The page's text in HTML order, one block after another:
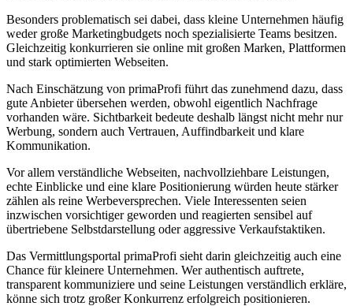
Besonders problematisch sei dabei, dass kleine Unternehmen häufig
weder große Marketingbudgets noch spezialisierte Teams besitzen.
Gleichzeitig konkurrieren sie online mit großen Marken, Plattformen
und stark optimierten Webseiten.
Nach Einschätzung von primaProfi führt das zunehmend dazu, dass
gute Anbieter übersehen werden, obwohl eigentlich Nachfrage
vorhanden wäre. Sichtbarkeit bedeute deshalb längst nicht mehr nur
Werbung, sondern auch Vertrauen, Auffindbarkeit und klare
Kommunikation.
Vor allem verständliche Webseiten, nachvollziehbare Leistungen,
echte Einblicke und eine klare Positionierung würden heute stärker
zählen als reine Werbeversprechen. Viele Interessenten seien
inzwischen vorsichtiger geworden und reagierten sensibel auf
übertriebene Selbstdarstellung oder aggressive Verkaufstaktiken.
Das Vermittlungsportal primaProfi sieht darin gleichzeitig auch eine
Chance für kleinere Unternehmen. Wer authentisch auftrete,
transparent kommuniziere und seine Leistungen verständlich erkläre,
könne sich trotz großer Konkurrenz erfolgreich positionieren.